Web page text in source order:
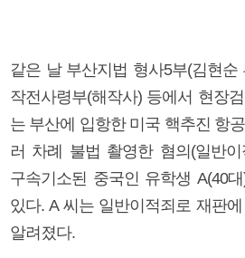
같은 날 부산지법 형사5부(김현
작전사령부(해작사) 등에서 현장
는 부산에 입항한 미국 핵추진 항
러 차례 불법 촬영한 혐의(일반이
구속기소된 중국인 유학생 A(40
있다. A 씨는 일반이적죄로 재판
알려졌다.